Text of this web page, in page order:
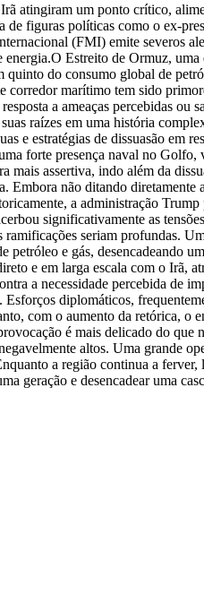
atingiram um ponto crítico,
de figuras políticas como o ex-
(FMI) emite severos
energia.O Estreito de Ormuz, uma
do consumo global de
corredor marítimo tem sido
a ameaças percebidas
raízes em uma história
e estratégias de dissuasão
forte presença naval no Golfo,
mais assertiva, indo além da
Embora não ditando
a administração
significativamente as
seriam profundas.
petróleo e gás, desencadeando
e em larga escala com o Irã,
a necessidade percebida de
diplomáticos,
com o aumento da retórica,
é mais delicado do que
altos. Uma grande
a região continua a
geração e desencadear uma